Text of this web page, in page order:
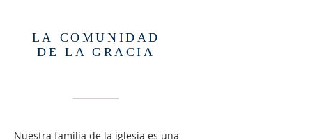
LA COMUNIDAD
DE LA GRACIA
Nuestra familia de la iglesia es una